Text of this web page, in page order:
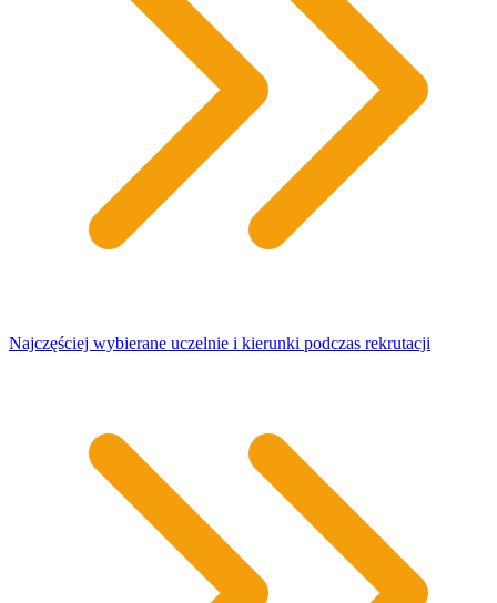
Najczęściej wybierane uczelnie i kierunki podczas rekrutacji